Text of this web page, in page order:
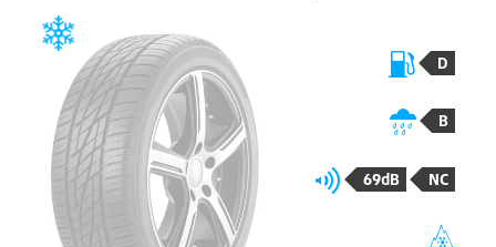
D
B
69dB NC